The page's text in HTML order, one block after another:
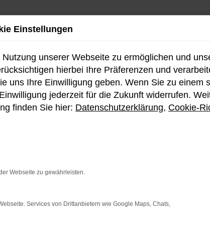
IONIQ 5
Alltag, Familie und
nachhaltig,
Einstellungen
unserer Webseite zu ermöglichen und
hierbei Ihre Präferenzen und
uns Ihre Einwilligung geben. Wenn Sie zu einem
jederzeit für die Zukunft widerrufen.
finden Sie hier: Datenschutzerklärung, Cookie-
Webseite zu gewährleisten.
Services von Drittanbietern wie Google Maps, Chats,